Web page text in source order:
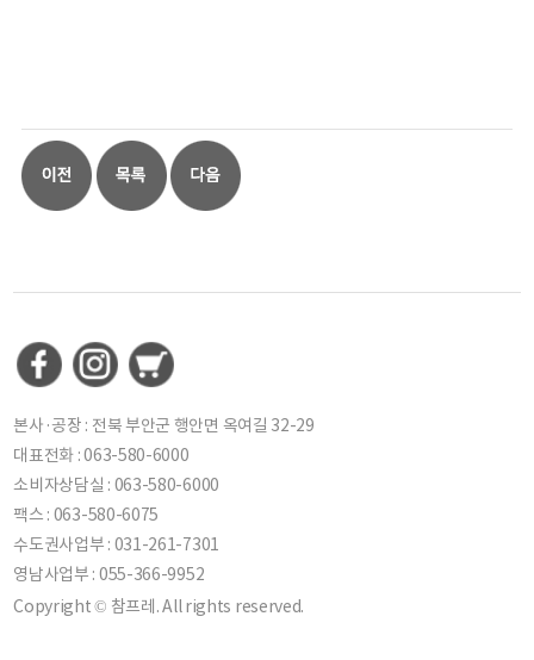
본사·공장 : 전북 부안군 행안면 옥여길 32-29
대표전화 : 063-580-6000
소비자상담실 : 063-580-6000
팩스 : 063-580-6075
수도권사업부 : 031-261-7301
영남사업부 : 055-366-9952
Copyright © 참프레. All rights reserved.